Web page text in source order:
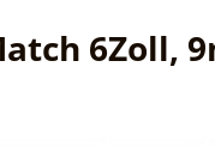
6Zoll,